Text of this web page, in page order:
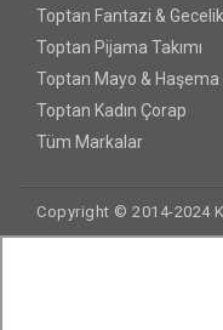
Toptan Fantazi & Gecelik
Toptan Pijama Takımı
Toptan Mayo & Haşema
Toptan Kadın Çorap
Tüm Markalar
Copyright © 2014-2024